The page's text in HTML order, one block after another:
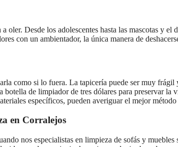
Desde los adolescentes hasta las mascotas y
con un ambientador, la única manera de
como si lo fuera. La tapicería puede ser muy
de limpiador de tres dólares para preservar la
específicos, pueden averiguar el mejor
en Corralejos
nos especialistas en limpieza de sofás y